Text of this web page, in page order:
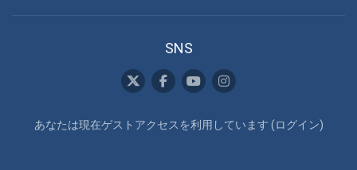
SNS
あなたは現在ゲストアクセスを利用しています (ログイン)